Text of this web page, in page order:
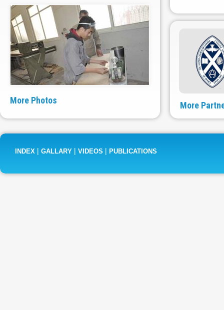
More Photos More
INDEX | GALLARY | VIDEOS | PUBLICATIONS